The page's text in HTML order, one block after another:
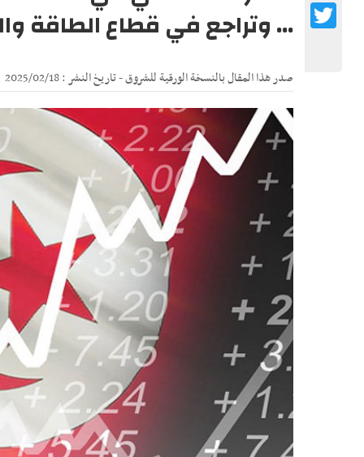
... وتراجع في قطاع الطاقة
صدر هذا المقال بالنسخة الورقية للشروق - تاريخ النشر : 2025/02/18
Twitter